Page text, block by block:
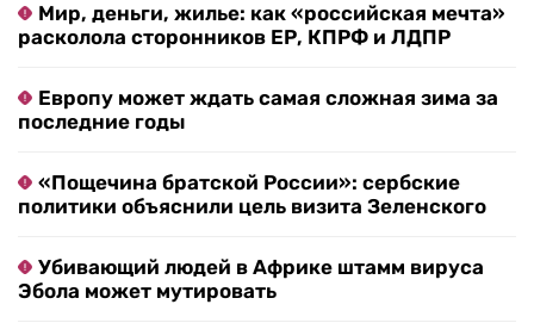
Мир, деньги, жилье: как «российская мечта»
расколола сторонников ЕР, КПРФ и ЛДПР
Европу может ждать самая сложная зима за
последние годы
«Пощечина братской России»: сербские
политики объяснили цель визита Зеленского
Убивающий людей в Африке штамм вируса
Эбола может мутировать